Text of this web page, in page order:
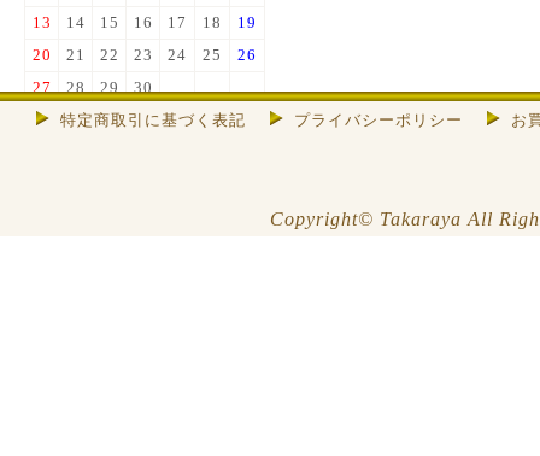
13
14 15 16 17 18
19
20
21 22 23 24 25
26
27
28 29 30
特定商取引に基づく表記 プライバシーポリシー お
Copyright© Takaraya All